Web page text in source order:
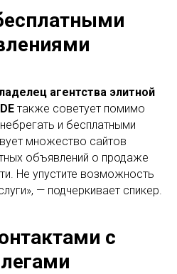
агентства элитной
также советует помимо
и бесплатными
множество сайтов
объявлений о продаже
Не упустите возможность
— подчеркивает спикер.
с